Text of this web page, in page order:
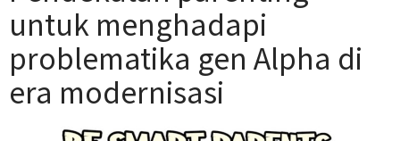
untuk menghadapi
problematika gen Alpha di
era modernisasi